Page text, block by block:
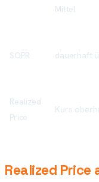
Mittel
SOPR dauerhaft
Realized
Price
Kurs
Realized